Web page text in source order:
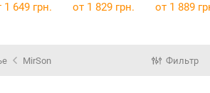
0231
Premium 0240
Premium
1 649 грн. от 1 829 грн. от 1 889
MirSon Фильтр